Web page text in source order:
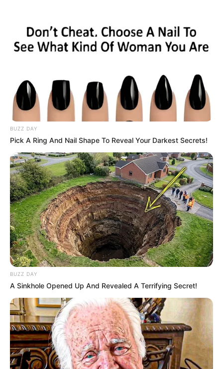
SERIES
Sinopsis Buku Harian Seorang
BUZZ DAY
Pick A Ring And Nail Shape To Reveal Your Darkest Secrets!
BUZZ DAY
A Sinkhole Opened Up And Revealed A Terrifying Secret!